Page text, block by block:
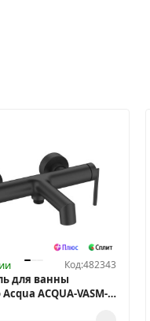
Код:482343
для ванны
ACQUA-VASM-